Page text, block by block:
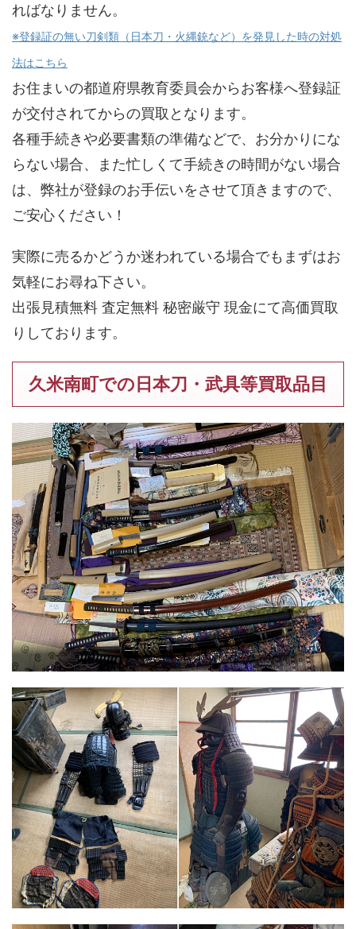
ればなりません。
※登録証の無い刀剣類（日本刀・火縄銃など）を発見した時の対処
法はこちら
お住まいの都道府県教育委員会からお客様へ登録証
が交付されてからの買取となります。
各種手続きや必要書類の準備などで、お分かりにな
らない場合、また忙しくて手続きの時間がない場合
は、弊社が登録のお手伝いをさせて頂きますので、
ご安心ください！
実際に売るかどうか迷われている場合でもまずはお
気軽にお尋ね下さい。
出張見積無料 査定無料 秘密厳守 現金にて高価買取
りしております。
久米南町での日本刀・武具等買取品目